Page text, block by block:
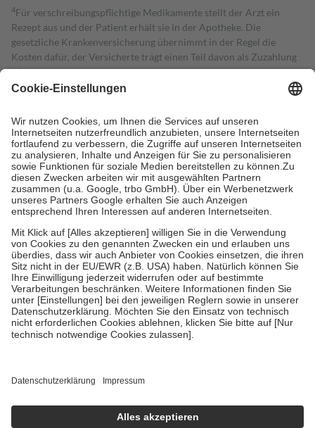
4Für verschreibungspflichtige Medikamente stellt der Arzt ein
Rezept aus und der Patient erhält sie in der Apotheke. Die
gesetzliche Krankenversicherung übernimmt in der Regel die
Kosten dafür, der Versicherte trägt einen Teil davon als Zuzahlung
mit.
Grundsätzlich leisten Mitglieder Zuzahlungen in Höhe von zehn
höchstens zehn Euro.
Es sind jedoch nie mehr als die tatsächlichen
Kosten der Leistung zu entrichten.
Diese Regeln gelten grundsätzlich auch für Online-Apotheken.
Bei Heilmitteln und häuslicher Krankenpflege beträgt die
Zuzahlung zehn Prozent der Kosten sowie zehn Euro je
Verordnung.
Um das Engagement der Versicherten für ihre eigene Gesundheit zu
stärken und die besondere Stellung der Familie zu unterstützen,
fallenkeine Zuzahlungenan bei:
• Kindern und Jugendlichen bis zum vollendeten 18. Lebensjahr
mit Ausnahme der Fahrkosten
• Untersuchungen zur Vorsorge und Früherkennung, die von der
GKV getragen werden
• empfohlenen Schutzimpfungen
• Harn- und Blutteststreifen
getroffen, um sicherzustellen, dass es sich um echte Bewertungen
https://help.etrusted.com/hc/de/articles/4419944605341